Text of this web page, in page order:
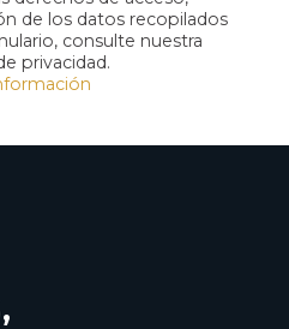
de los datos recopilados
consulte nuestra
privacidad.